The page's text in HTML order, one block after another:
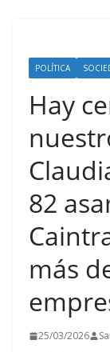
POLÍTICA
Hay
82
más
25/03/2026